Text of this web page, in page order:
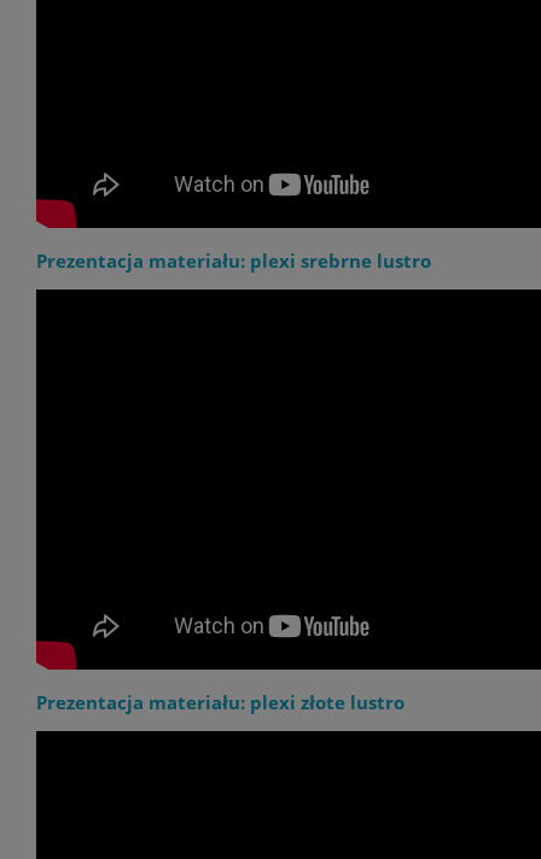
Prezentacja materiału: plexi srebrne lustro
Prezentacja materiału: plexi złote lustro